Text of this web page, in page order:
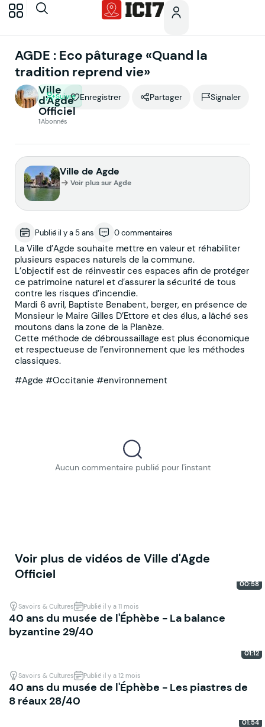
AGDE : Eco pâturage «Quand la
tradition reprend vie»
Ville
d'Agde
Officiel
1Abonnés
Suivre Enregistrer Partager Signaler
Ville de Agde
Voir plus sur Agde
Publié il y a 5 ans 0 commentaires
La Ville d’Agde souhaite mettre en valeur et réhabiliter
plusieurs espaces naturels de la commune.
L’objectif est de réinvestir ces espaces afin de protéger
ce patrimoine naturel et d’assurer la sécurité de tous
contre les risques d’incendie.
Mardi 6 avril, Baptiste Benabent, berger, en présence de
Monsieur le Maire Gilles D’Ettore et des élus, a lâché ses
moutons dans la zone de la Planèze.
Cette méthode de débroussaillage est plus économique
et respectueuse de l’environnement que les méthodes
classiques.
#Agde #Occitanie #environnement
Aucun commentaire publié pour l'instant
Voir plus de vidéos de Ville d'Agde
Officiel
00:58
Savoirs & Cultures Publié il y a 11 mois
40 ans du musée de l'Éphèbe - La balance
byzantine 29/40
01:12
Savoirs & Cultures Publié il y a 12 mois
40 ans du musée de l'Éphèbe - Les piastres de
8 réaux 28/40
01:54